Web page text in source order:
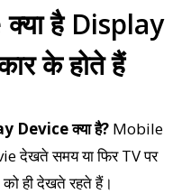
है Display
के होते हैं
Device क्या है? Mobile
देखते समय या फिर TV पर
ही देखते रहते हैं।